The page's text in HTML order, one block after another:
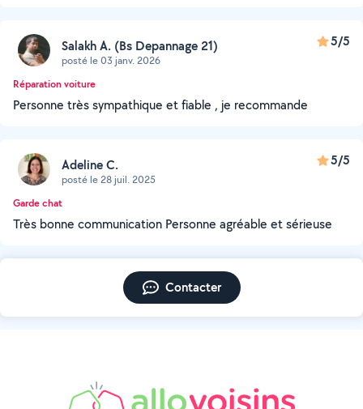
Salakh A. (Bs Depannage 21)
posté le 03 janv. 2026
5/5
Réparation voiture
Personne très sympathique et fiable , je recommande
Adeline C.
posté le 28 juil. 2025
5/5
Garde chat
Très bonne communication Personne agréable et sérieuse
Contacter